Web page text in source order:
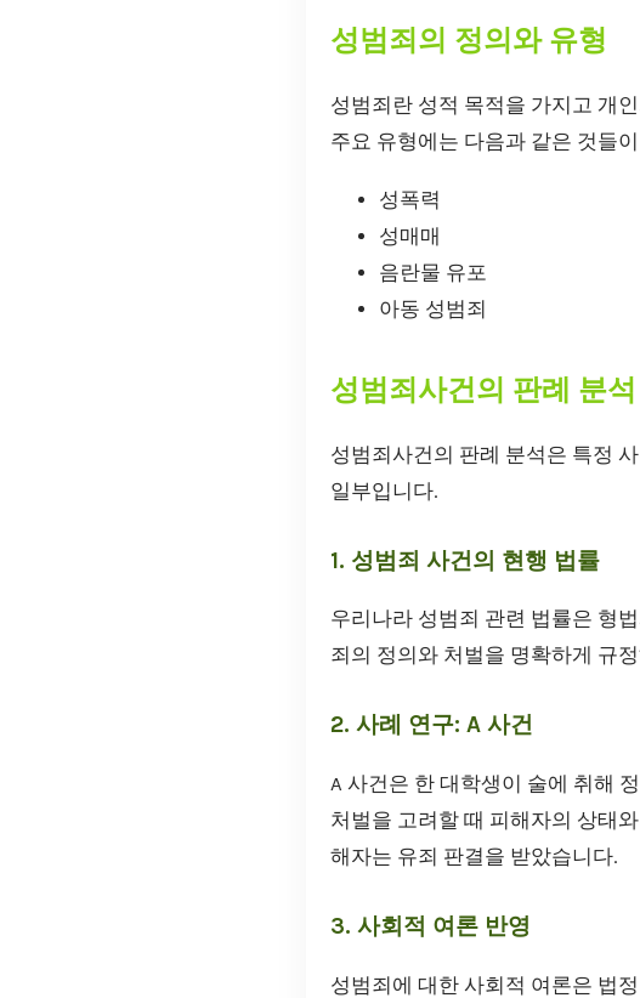
성범죄의 정의와 유형
성범죄란 성적 목적을 가지고 개
주요 유형에는 다음과 같은 것들
성폭력
성매매
음란물 유포
아동 성범죄
성범죄사건의 판례 분석
성범죄사건의 판례 분석은 특정
일부입니다.
1. 성범죄 사건의 현행 법률
우리나라 성범죄 관련 법률은 형
죄의 정의와 처벌을 명확하게 규
2. 사례 연구: A 사건
A 사건은 한 대학생이 술에 취해
처벌을 고려할 때 피해자의 상태
해자는 유죄 판결을 받았습니다.
3. 사회적 여론 반영
성범죄에 대한 사회적 여론은 법